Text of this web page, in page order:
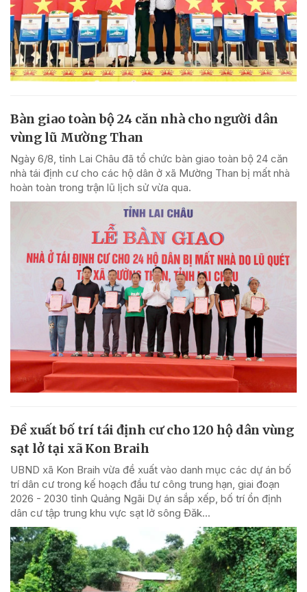
Bàn giao toàn bộ 24 căn nhà cho người dân
vùng lũ Mường Than
Ngày 6/8, tỉnh Lai Châu đã tổ chức bàn giao toàn bộ 24 căn
nhà tái định cư cho các hộ dân ở xã Mường Than bị mất nhà
hoàn toàn trong trận lũ lịch sử vừa qua.
Đề xuất bố trí tái định cư cho 120 hộ dân vùng
sạt lở tại xã Kon Braih
UBND xã Kon Braih vừa đề xuất vào danh mục các dự án bố
trí dân cư trong kế hoạch đầu tư công trung hạn, giai đoạn
2026 - 2030 tỉnh Quảng Ngãi Dự án sắp xếp, bố trí ổn định
dân cư tập trung khu vực sạt lở sông Đăk...